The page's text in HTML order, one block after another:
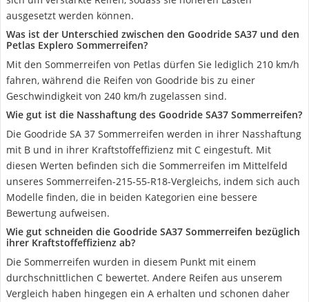
ausgesetzt werden können.
Was ist der Unterschied zwischen den Goodride SA37 und den
Petlas Explero Sommerreifen?
Mit den Sommerreifen von Petlas dürfen Sie lediglich 210 km/h
fahren, während die Reifen von Goodride bis zu einer
Geschwindigkeit von 240 km/h zugelassen sind.
Wie gut ist die Nasshaftung des Goodride SA37 Sommerreifen?
Die Goodride SA 37 Sommerreifen werden in ihrer Nasshaftung
mit B und in ihrer Kraftstoffeffizienz mit C eingestuft. Mit
diesen Werten befinden sich die Sommerreifen im Mittelfeld
unseres Sommerreifen-215-55-R18-Vergleichs, indem sich auch
Modelle finden, die in beiden Kategorien eine bessere
Bewertung aufweisen.
Wie gut schneiden die Goodride SA37 Sommerreifen bezüglich
ihrer Kraftstoffeffizienz ab?
Die Sommerreifen wurden in diesem Punkt mit einem
durchschnittlichen C bewertet. Andere Reifen aus unserem
Vergleich haben hingegen ein A erhalten und schonen daher